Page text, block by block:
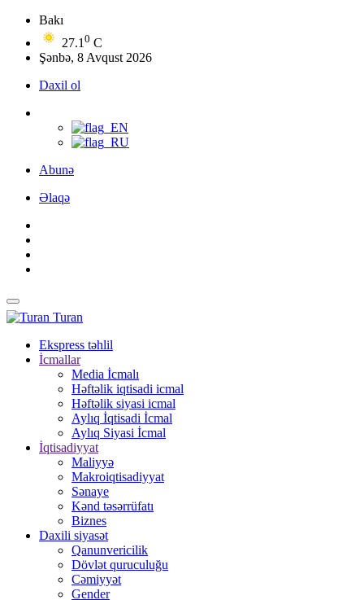
Bakı
27.1 0 C
Şənbə, 8 Avqust 2026
Daxil ol
Abunə
Əlaqə
Turan
Ekspress təhlil
İcmallar
Media İcmalı
Həftəlik iqtisadi icmal
Həftəlik siyasi icmal
Aylıq İqtisadi İcmal
Aylıq Siyasi İcmal
İqtisadiyyat
Maliyyə
Makroiqtisadiyyat
Sənaye
Kənd təsərrüfatı
Biznes
Daxili siyasət
Qanunvericilik
Dövlət quruculuğu
Cəmiyyət
Gender